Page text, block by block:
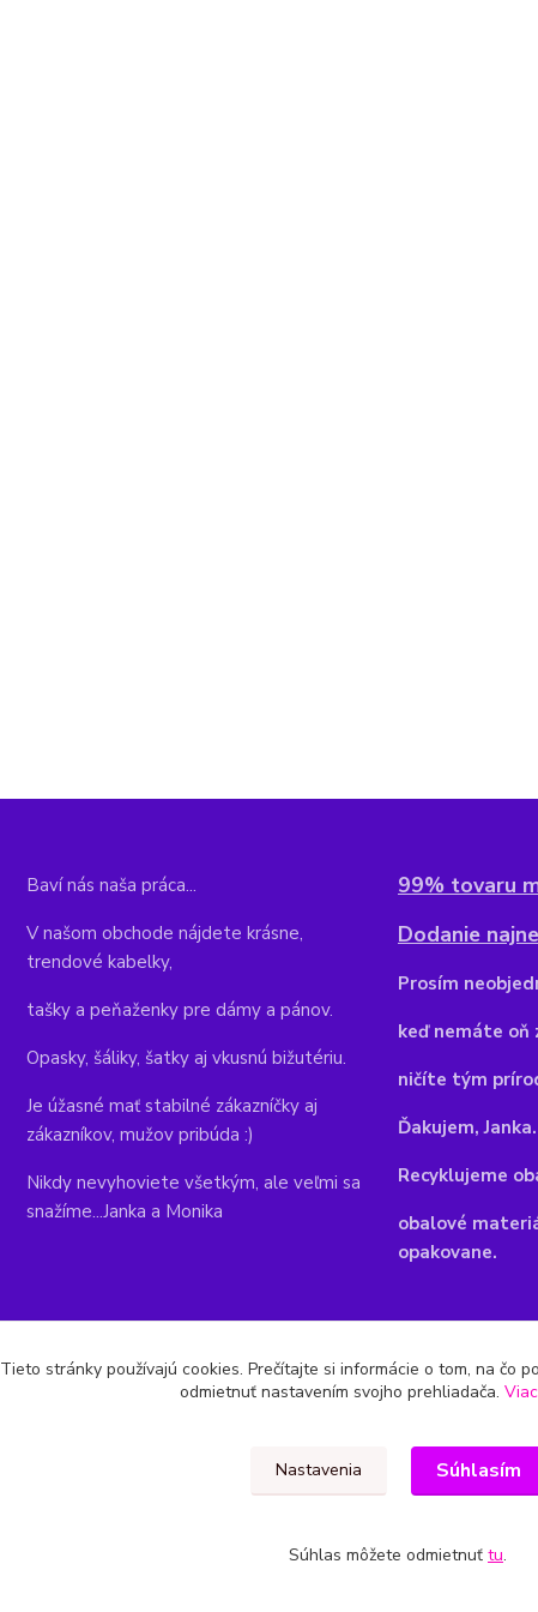
Baví nás naša práca...
V našom obchode nájdete krásne,
trendové kabelky,
tašky a peňaženky pre dámy a pánov.
Opasky, šáliky, šatky aj vkusnú bižutériu.
Je úžasné mať stabilné zákazníčky aj
zákazníkov, mužov pribúda :)
Nikdy nevyhoviete všetkým, ale veľmi sa
snažíme...Janka a Monika
99% tovaru
Dodanie
Prosím
keď nemáte oň
ničíte tým
Ďakujem, Janka.
Recyklujeme
obalové
opakovane.
Tieto stránky používajú cookies. Prečítajte si informácie o tom, na čo
odmietnuť nastavením svojho prehliadača.
Nastavenia Súhlasím
Súhlas môžete odmietnuť tu.